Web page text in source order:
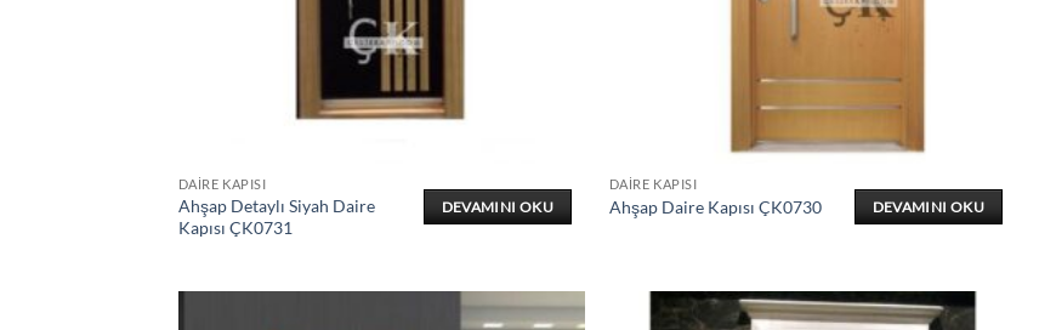
DAIRE KAPISI
Ahşap Detaylı Siyah Daire
Kapısı ÇK0731
DEVAMINI OKU
DAIRE KAPISI
Ahşap Daire Kapısı ÇK0730 DEVAMINI OKU